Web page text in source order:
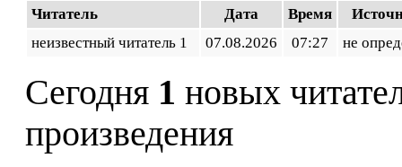
Читатель Дата Время
неизвестный читатель 1
07.08.2026 07:27 не
Сегодня 1 новых
произведения